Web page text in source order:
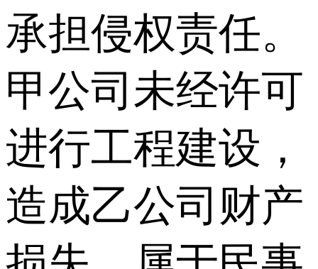
承担侵权责任。
甲公司未经许可
进行工程建设，
造成乙公司财产